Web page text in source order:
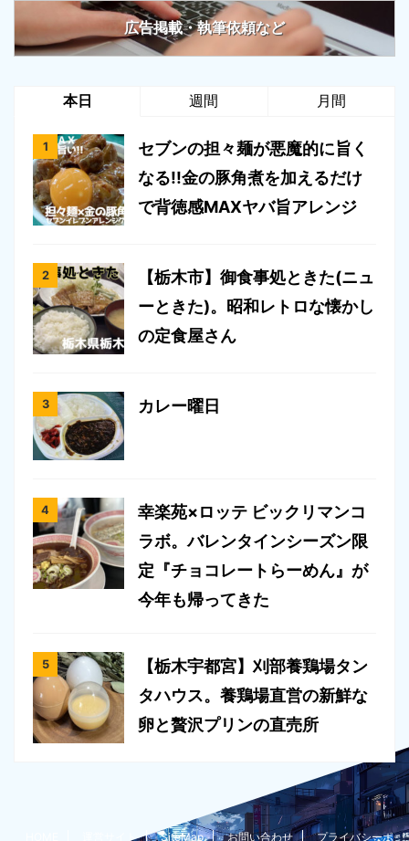
広告掲載・執筆依頼など
本日 週間 月間
セブンの担々麺が悪魔的に旨く
なる!!金の豚角煮を加えるだけ
で背徳感MAXヤバ旨アレンジ
【栃木市】御食事処ときた(ニュ
ーときた)。昭和レトロな懐かし
の定食屋さん
カレー曜日
幸楽苑×ロッテ ビックリマンコ
ラボ。バレンタインシーズン限
定『チョコレートらーめん』が
今年も帰ってきた
【栃木宇都宮】刈部養鶏場タン
タハウス。養鶏場直営の新鮮な
卵と贅沢プリンの直売所
運営サイト SiteMap お問い合わせ プライバシーポ